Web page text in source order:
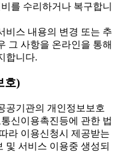
를 수리하거나 복구합니
스 내용의 변경 또는 추
그 사항을 온라인을 통해
합니다.
호)
기관의 개인정보보호
신이용촉진등에 관한 법
라 이용신청시 제공받는
및 서비스 이용중 생성되